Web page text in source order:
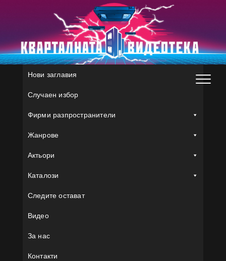
Нови заглавия
Случаен избор
Фирми разпространители
Жанрове
Актьори
Каталози
Следите остават
Видео
За нас
Контакти